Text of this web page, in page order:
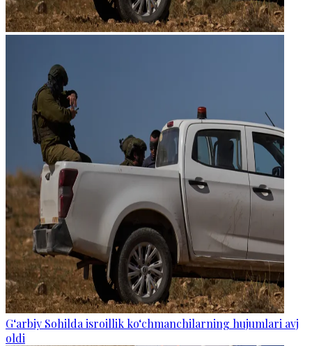
G‘arbiy Sohilda isroillik ko‘chmanchilarning hujumlari avj
oldi